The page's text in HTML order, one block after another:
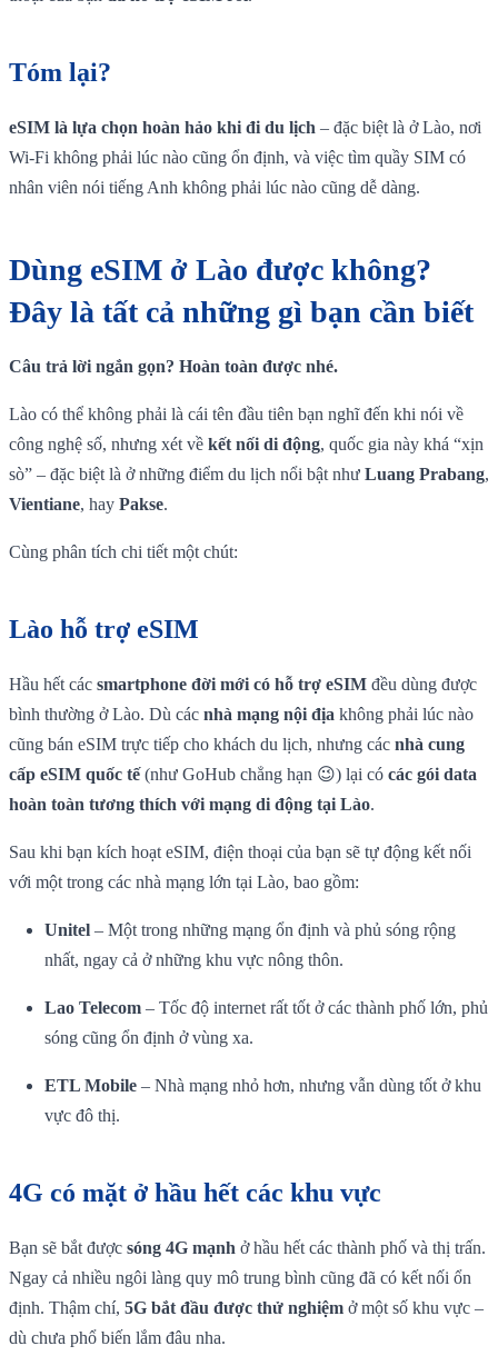
Tóm lại?
eSIM là lựa chọn hoàn hảo khi đi du lịch – đặc biệt là ở Lào, nơi
Wi-Fi không phải lúc nào cũng ổn định, và việc tìm quầy SIM có
nhân viên nói tiếng Anh không phải lúc nào cũng dễ dàng.
Dùng eSIM ở Lào được không?
Đây là tất cả những gì bạn cần biết
Câu trả lời ngắn gọn? Hoàn toàn được nhé.
Lào có thể không phải là cái tên đầu tiên bạn nghĩ đến khi nói về
công nghệ số, nhưng xét về kết nối di động, quốc gia này khá “xịn
sò” – đặc biệt là ở những điểm du lịch nổi bật như Luang Prabang,
Vientiane, hay Pakse.
Cùng phân tích chi tiết một chút:
Lào hỗ trợ eSIM
Hầu hết các smartphone đời mới có hỗ trợ eSIM đều dùng được
bình thường ở Lào. Dù các nhà mạng nội địa không phải lúc nào
cũng bán eSIM trực tiếp cho khách du lịch, nhưng các nhà cung
cấp eSIM quốc tế(như GoHub chẳng hạn 😉) lại có các gói data
hoàn toàn tương thích với mạng di động tại Lào.
Sau khi bạn kích hoạt eSIM, điện thoại của bạn sẽ tự động kết nối
với một trong các nhà mạng lớn tại Lào, bao gồm:
Unitel – Một trong những mạng ổn định và phủ sóng rộng
nhất, ngay cả ở những khu vực nông thôn.
Lao Telecom – Tốc độ internet rất tốt ở các thành phố lớn, phủ
sóng cũng ổn định ở vùng xa.
ETL Mobile – Nhà mạng nhỏ hơn, nhưng vẫn dùng tốt ở khu
vực đô thị.
4G có mặt ở hầu hết các khu vực
Bạn sẽ bắt được sóng 4G mạnh ở hầu hết các thành phố và thị trấn.
Ngay cả nhiều ngôi làng quy mô trung bình cũng đã có kết nối ổn
định. Thậm chí, 5G bắt đầu được thử nghiệm ở một số khu vực –
dù chưa phổ biến lắm đâu nha.